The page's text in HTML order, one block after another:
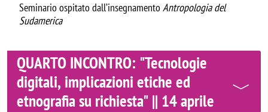
Seminario ospitato dall’insegnamentoAntropologia del
Sudamerica
QUARTO INCONTRO: "Tecnologie
digitali, implicazioni etiche ed
etnografia su richiesta" || 14 aprile